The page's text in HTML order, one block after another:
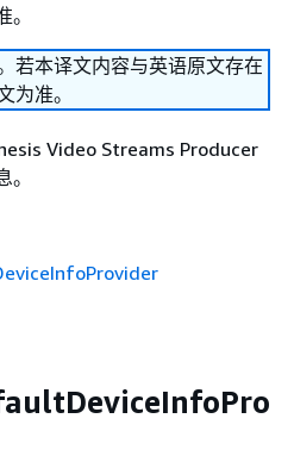
若本译文内容与英语原文存在
为准。
Video Streams Producer